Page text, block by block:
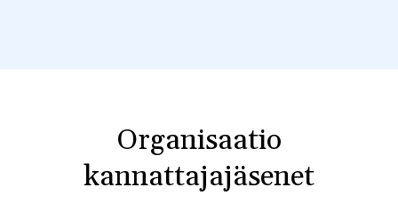
Organisaatio
kannattajajäsenet